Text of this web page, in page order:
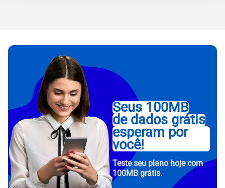
Seus 100MB
de dados grátis
esperam por
você!
Teste seu plano hoje com
100MB grátis.